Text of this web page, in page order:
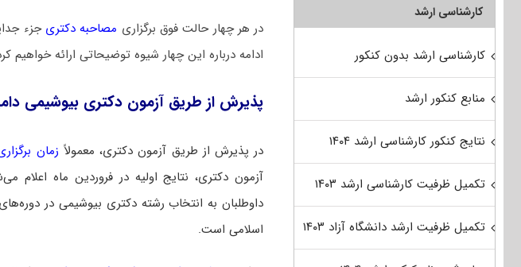
در هر چهار حالت فوق برگزاری مصاحبه دکتری جزء
ادامه درباره این چهار شیوه توضیحاتی ارائه خواهیم
پذیرش از طریق آزمون دکتری بیوشیمی
در پذیرش از طریق آزمون دکتری، معمولاً زمان
آزمون دکتری، نتایج اولیه در فروردین ماه اعلام
داوطلبان به انتخاب رشته دکتری بیوشیمی در دوره‌های
اسلامی است.
کارشناسی ارشد
کارشناسی ارشد بدون کنکور
منابع کنکور ارشد
نتایج کنکور کارشناسی ارشد ۱۴۰۴
تکمیل ظرفیت کارشناسی ارشد ۱۴۰۳
تکمیل ظرفیت ارشد دانشگاه آزاد ۱۴۰۳